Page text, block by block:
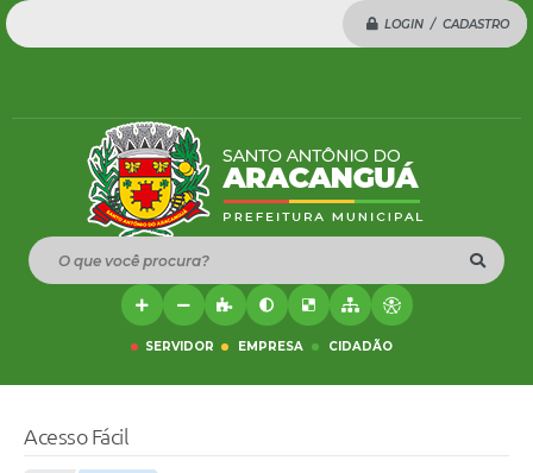
LOGIN / CADASTRO
O que você procura?
SERVIDOR EMPRESA CIDADÃO
Acesso Fácil